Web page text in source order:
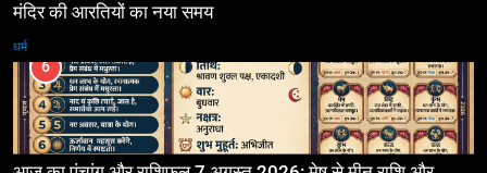
मंदिर की आरतियों का नया समय
धर्म
6